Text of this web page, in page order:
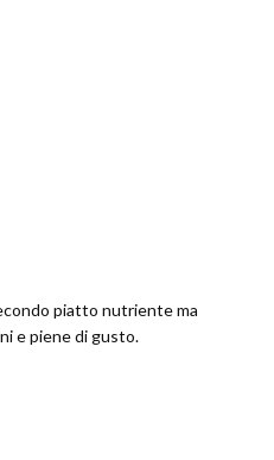
piatto nutriente ma
e piene di gusto.